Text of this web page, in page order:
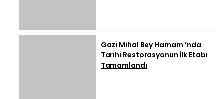
Gazi Mihal Bey Hamamı’nda
Tarihi Restorasyonun İlk Etabı
Tamamlandı